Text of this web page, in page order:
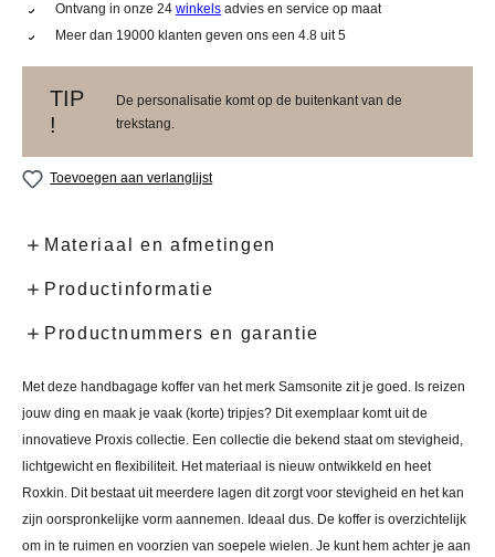
Ontvang in onze 24winkels advies en service op maat
Meer dan 19000 klanten geven ons een 4.8 uit 5
TIP
!
De personalisatie komt op de buitenkant van de
trekstang.
Toevoegen aan verlanglijst
Materiaal en afmetingen
Productinformatie
Productnummers en garantie
Met deze handbagage koffer van het merk Samsonite zit je goed. Is reizen
jouw ding en maak je vaak (korte) tripjes? Dit exemplaar komt uit de
innovatieve Proxis collectie. Een collectie die bekend staat om stevigheid,
lichtgewicht en flexibiliteit. Het materiaal is nieuw ontwikkeld en heet
Roxkin. Dit bestaat uit meerdere lagen dit zorgt voor stevigheid en het kan
zijn oorspronkelijke vorm aannemen. Ideaal dus. De koffer is overzichtelijk
om in te ruimen en voorzien van soepele wielen. Je kunt hem achter je aan